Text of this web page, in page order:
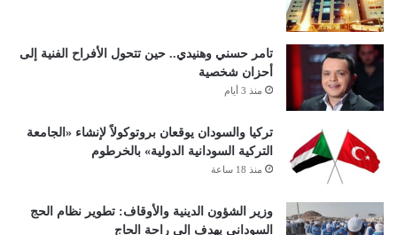
تامر حسني وهنيدي.. حين تتحول الأفراح الفنية إلى
أحزان شخصية
منذ 3 أيام
تركيا والسودان يوقعان بروتوكولاً لإنشاء «الجامعة
التركية السودانية الدولية» بالخرطوم
منذ 18 ساعة
وزير الشؤون الدينية والأوقاف: تطوير نظام الحج
السوداني يهدف إلى راحة الحاج